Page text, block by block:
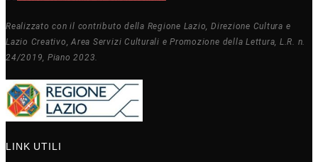
Realizzato con il contributo della Regione Lazio, Direzione Cultura e
Lazio Creativo, Area Servizi Culturali e Promozione della Lettura, L.R. n.
24/2019, Piano 2023.
LINK UTILI